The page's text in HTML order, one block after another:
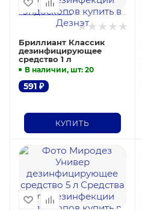
Бриллиант Классик
дезинфицирующее
средство 1 л
В наличии, шт: 20
591 ₽
КУПИТЬ